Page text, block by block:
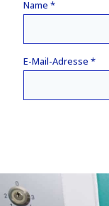
Name *
E-Mail-Adresse *